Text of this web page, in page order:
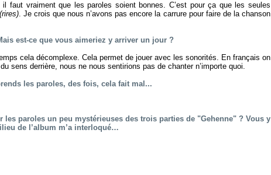
faut vraiment que les paroles soient bonnes. C’est pour ça que les seules
(rires). Je crois que nous n’avons pas encore la carrure pour faire de la chanson
est-ce que vous aimeriez y arriver un jour ?
cela décomplexe. Cela permet de jouer avec les sonorités. En français on
sens derrière, nous ne nous sentirions pas de chanter n’importe quoi.
les paroles, des fois, cela fait mal...
les paroles un peu mystérieuses des trois parties de "Gehenne" ? Vous y
de l’album m’a interloqué…